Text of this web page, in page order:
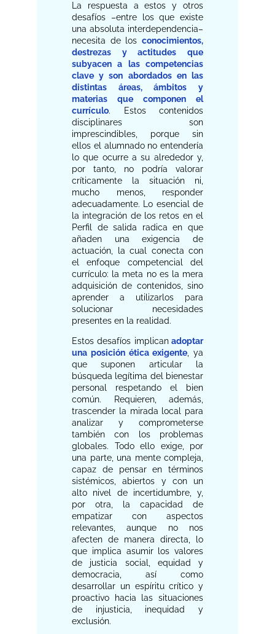
La respuesta a estos y otros
desafíos –entre los que existe
una absoluta interdependencia–
necesita de los conocimientos,
destrezas y actitudes que
subyacen a las competencias
clave y son abordados en las
distintas áreas, ámbitos y
materias que componen el
currículo. Estos contenidos
disciplinares son
imprescindibles, porque sin
ellos el alumnado no entendería
lo que ocurre a su alrededor y,
por tanto, no podría valorar
críticamente la situación ni,
mucho menos, responder
adecuadamente. Lo esencial de
la integración de los retos en el
Perfil de salida radica en que
añaden una exigencia de
actuación, la cual conecta con
el enfoque competencial del
currículo: la meta no es la mera
adquisición de contenidos, sino
aprender a utilizarlos para
solucionar necesidades
presentes en la realidad.
Estos desafíos implicanadoptar
una posición ética exigente , ya
que suponen articular la
búsqueda legítima del bienestar
personal respetando el bien
común. Requieren, además,
trascender la mirada local para
analizar y comprometerse
también con los problemas
globales. Todo ello exige, por
una parte, una mente compleja,
capaz de pensar en términos
sistémicos, abiertos y con un
alto nivel de incertidumbre, y,
por otra, la capacidad de
empatizar con aspectos
relevantes, aunque no nos
afecten de manera directa, lo
que implica asumir los valores
de justicia social, equidad y
democracia, así como
desarrollar un espíritu crítico y
proactivo hacia las situaciones
de injusticia, inequidad y
exclusión.